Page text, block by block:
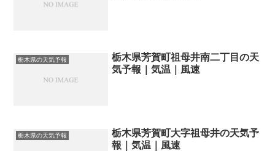
栃木県の天気予報
栃木県芳賀町祖母井南二丁目の天
気予報｜気温｜風速
栃木県の天気予報
栃木県芳賀町大字祖母井の天気予
報｜気温｜風速